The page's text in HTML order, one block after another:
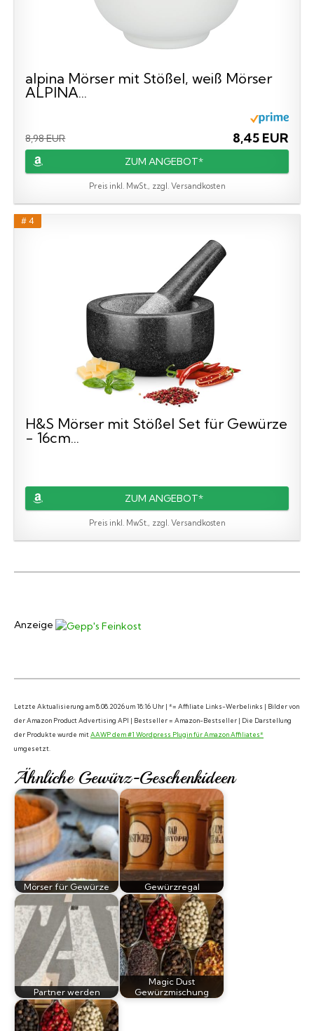
alpina Mörser mit Stößel, weiß Mörser
ALPINA...
8,98 EUR 8,45 EUR
ZUM ANGEBOT*
Preis inkl. MwSt., zzgl. Versandkosten
# 4
H&S Mörser mit Stößel Set für Gewürze
- 16cm...
ZUM ANGEBOT*
Preis inkl. MwSt., zzgl. Versandkosten
Anzeige
Letzte Aktualisierung am 8.08.2026 um 18:16 Uhr | *= Affiliate Links-Werbelinks | Bilder von
der Amazon Product Advertising API | Bestseller = Amazon-Bestseller | Die Darstellung
der Produkte wurde mitAAWP dem #1 Wordpress Plugin für Amazon Affiliates*
umgesetzt.
Ähnliche Gewürz-Geschenkideen
Mörser für Gewürze Gewürzregal
Partner werden
Magic Dust
Gewürzmischung